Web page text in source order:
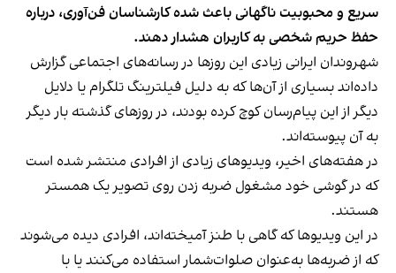
سریع و محبوبیت ناگهانی باعث شده کارشناسان فن‌آوری، درباره
حفظ حریم شخصی به کاربران هشدار دهند.
شهروندان ایرانی زیادی این روزها در رسانه‌های اجتماعی گزارش
داده‌اند بسیاری از آن‌ها که به دلیل فیلترینگ تلگرام یا دلایل
دیگر از این پیام‌رسان کوچ کرده بودند، در روزهای گذشته بار دیگر
به آن پیوسته‌اند.
در هفته‌های اخیر، ویدیوهای زیادی از افرادی منتشر شده است
که در گوشی خود مشغول ضربه زدن روی تصویر یک همستر
هستند.
در این ویدیوها که گاهی با طنز آمیخته‌اند، افرادی دیده می‌شوند
که از‌ ضربه‌ها به‌عنوان صلوات‌شمار استفاده می‌کنند یا با